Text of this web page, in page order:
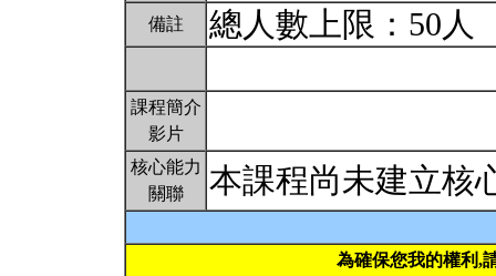
備註 總人數上限：50人
課程簡介
影片
核心能力
關聯
本課程尚未建立核
為確保您我的權利,